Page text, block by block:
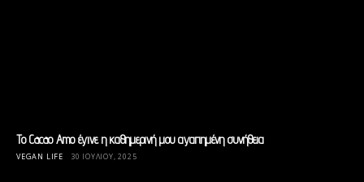
To Cacao Amo έγινε η καθημερινή μου αγαπημένη συνήθεια
VEGAN LIFE 30 ΙΟΥΛΊΟΥ, 2025